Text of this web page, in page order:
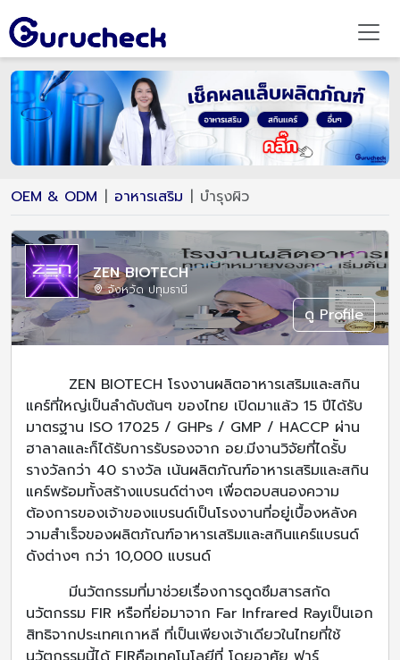
OEM & ODM อาหารเสริม บำรุงผิว
ZEN BIOTECH
จังหวัด ปทุมธานี
ดู Profile
ZEN BIOTECH โรงงานผลิตอาหารเสริมและสกิน
แคร์ที่ใหญ่เป็นลำดับต้นๆ ของไทย เปิดมาแล้ว 15 ปีได้รับ
มาตรฐาน ISO 17025 / GHPs / GMP / HACCP ผ่าน
ฮาลาลและก็ได้รับการรับรองจาก อย.มีงานวิจัยที่ไดร้ับ
รางวัลกว่า 40 รางวัล เน้นผลิตภัณฑ์อาหารเสริมและสกิน
แคร์พร้อมทั้งสร้างแบรนด์ต่างๆ เพื่อตอบสนองความ
ต้องการของเจ้าของแบรนด์เป็นโรงงานที่อยู่เบื้องหลังค
วามสำเร็จของผลิตภัณฑ์อาหารเสริมและสกินแคร์แบรนด์
ดังต่างๆ กว่า 10,000 แบรนด์
มีนวัตกรรมที่มาช่วยเรื่องการดูดซึมสารสกัด
นวัตกรรม FIR หรือที่ย่อมาจาก Far Infrared Rayเป็นเอก
สิทธิจากประเทศเกาหลี ที่เป็นเพียงเจ้าเดียวในไทยที่ใช้